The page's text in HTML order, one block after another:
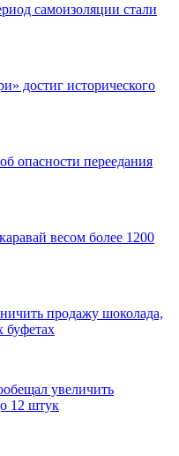
самоизоляции стали
достиг исторического
опасности переедания
весом более 1200
продажу шоколада,
буфетах
увеличить
12 штук